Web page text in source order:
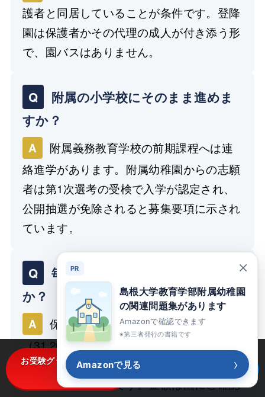
護者と同居していることが条件です。登降
園は保護者かその代理の成人が付き添う形
で、園バスはありません。
Q
附属の小学校にそのまま進めま
すか？
A
附属義務教育学校の前期課程へは連
絡進学があります。附属幼稚園からの志願
者は第1次選考の受検で入学が認定され、
公開抽選が免除されると募集要項に示され
ています。
Q
毎月の費用はどれくらいです
か？
A
保育料（月6,100円ほど）と入園料
（31,200円）はどちらも無償化の対象で
す。実質の負担は、在園中の教材費や保護
者会費などの実費です。金額は園にご確認
PR ×
島根大学教育学部附属幼稚園
の関連問題集があります
Amazonで確認できます
※第三者発行の書籍です
Amazonで見る ›
お受験グッズを楽天で見